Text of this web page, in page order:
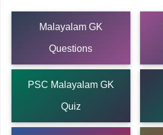
Malayalam GK
Questions
PSC Malayalam GK
Quiz